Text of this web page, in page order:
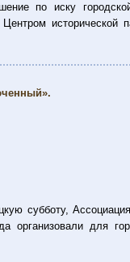
по иску
субботу,
организовали для